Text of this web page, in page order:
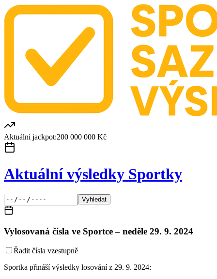
Aktuální jackpot:200 000 000 Kč
Aktuální výsledky Sportky
Vyhledat
Vylosovaná čísla ve Sportce – neděle 29. 9. 2024
Řadit čísla vzestupně
Sportka přináší výsledky losování z 29. 9. 2024: